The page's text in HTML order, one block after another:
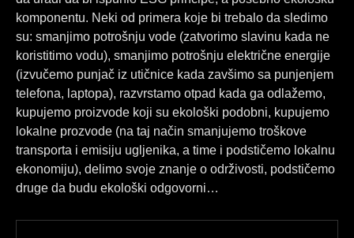
komponentu. Neki od primera koje bi trebalo da sledimo
su: smanjimo potrošnju vode (zatvorimo slavinu kada ne
koristitimo vodu), smanjimo potrošnju električne energije
(izvučemo punjač iz utičnice kada zavšimo sa punjenjem
telefona, laptopa), razvrstamo otpad kada ga odlažemo,
kupujemo proizvode koji su ekološki podobni, kupujemo
lokalne prozvode (na taj način smanjujemo troškove
transporta i emisiju ugljenika, a time i podstičemo lokalnu
ekonomiju), delimo svoje znanje o održivosti, podstičemo
druge da budu ekološki odgovorni…